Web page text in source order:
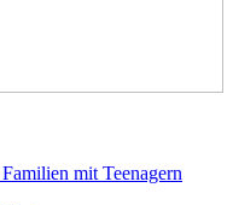
mit Teenagern